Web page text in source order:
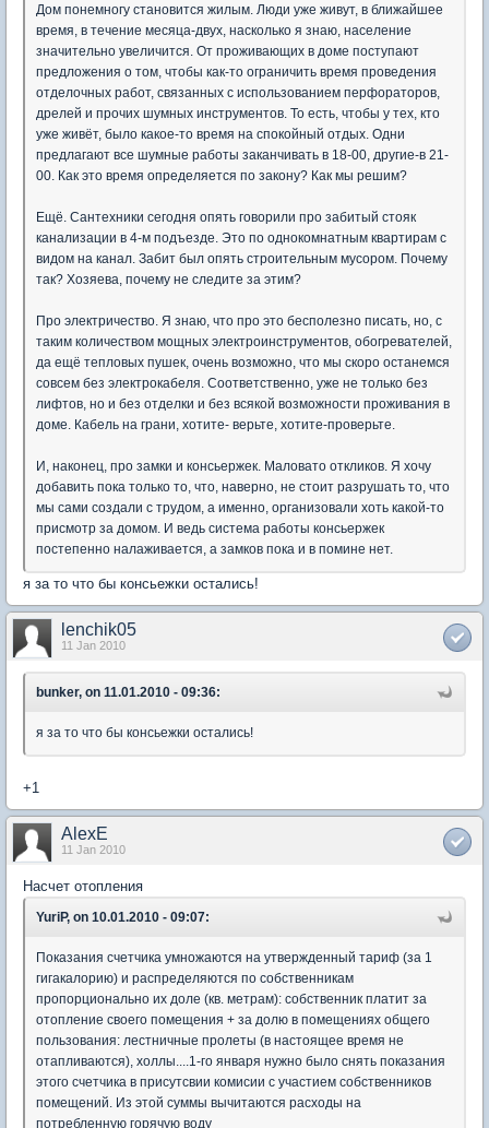
Дом понемногу становится жилым. Люди уже живут, в ближайшее
время, в течение месяца-двух, насколько я знаю, население
значительно увеличится. От проживающих в доме поступают
предложения о том, чтобы как-то ограничить время проведения
отделочных работ, связанных с использованием перфораторов,
дрелей и прочих шумных инструментов. То есть, чтобы у тех, кто
уже живёт, было какое-то время на спокойный отдых. Одни
предлагают все шумные работы заканчивать в 18-00, другие-в 21-
00. Как это время определяется по закону? Как мы решим?
Ещё. Сантехники сегодня опять говорили про забитый стояк
канализации в 4-м подъезде. Это по однокомнатным квартирам с
видом на канал. Забит был опять строительным мусором. Почему
так? Хозяева, почему не следите за этим?
Про электричество. Я знаю, что про это бесполезно писать, но, с
таким количеством мощных электроинструментов, обогревателей,
да ещё тепловых пушек, очень возможно, что мы скоро останемся
совсем без электрокабеля. Соответственно, уже не только без
лифтов, но и без отделки и без всякой возможности проживания в
доме. Кабель на грани, хотите- верьте, хотите-проверьте.
И, наконец, про замки и консьержек. Маловато откликов. Я хочу
добавить пока только то, что, наверно, не стоит разрушать то, что
мы сами создали с трудом, а именно, организовали хоть какой-то
присмотр за домом. И ведь система работы консьержек
постепенно налаживается, а замков пока и в помине нет.
я за то что бы консьежки остались!
lenchik05
11 Jan 2010
bunker, on 11.01.2010 - 09:36:
я за то что бы консьежки остались!
+1
AlexE
11 Jan 2010
Насчет отопления
YuriP, on 10.01.2010 - 09:07:
Показания счетчика умножаются на утвержденный тариф (за 1
гигакалорию) и распределяются по собственникам
пропорционально их доле (кв. метрам): собственник платит за
отопление своего помещения + за долю в помещениях общего
пользования: лестничные пролеты (в настоящее время не
отапливаются), холлы....1-го января нужно было снять показания
этого счетчика в присутсвии комисии с участием собственников
помещений. Из этой суммы вычитаются расходы на
потребленную горячую воду